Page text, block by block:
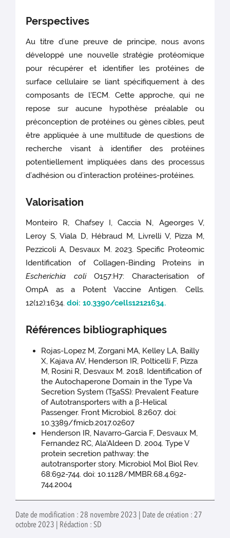
Perspectives
Au titre d’une preuve de principe, nous avons
développé une nouvelle stratégie protéomique
pour récupérer et identifier les protéines de
surface cellulaire se liant spécifiquement à des
composants de l'ECM. Cette approche, qui ne
repose sur aucune hypothèse préalable ou
préconception de protéines ou gènes cibles, peut
être appliquée à une multitude de questions de
recherche visant à identifier des protéines
potentiellement impliquées dans des processus
d’adhésion ou d’interaction protéines-protéines.
Valorisation
Monteiro R, Chafsey I, Caccia N, Ageorges V,
Leroy S, Viala D, Hébraud M, Livrelli V, Pizza M,
Pezzicoli A, Desvaux M. 2023. Specific Proteomic
Identification of Collagen-Binding Proteins in
Escherichia coliO157:H7: Characterisation of
OmpA as a Potent Vaccine Antigen. Cells.
12(12):1634.doi: 10.3390/cells12121634.
Références bibliographiques
Rojas-Lopez M, Zorgani MA, Kelley LA, Bailly
X, Kajava AV, Henderson IR, Polticelli F, Pizza
M, Rosini R, Desvaux M. 2018. Identification of
the Autochaperone Domain in the Type Va
Secretion System (T5aSS): Prevalent Feature
of Autotransporters with a β-Helical
Passenger. Front Microbiol. 8:2607. doi:
10.3389/fmicb.2017.02607
Henderson IR, Navarro-Garcia F, Desvaux M,
Fernandez RC, Ala'Aldeen D. 2004. Type V
protein secretion pathway: the
autotransporter story. Microbiol Mol Biol Rev.
68:692-744. doi: 10.1128/MMBR.68.4.692-
744.2004
Date de modification : 28 novembre 2023 | Date de création : 27
octobre 2023 | Rédaction : SD